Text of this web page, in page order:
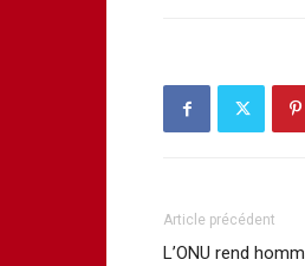
Article précédent
L’ONU rend